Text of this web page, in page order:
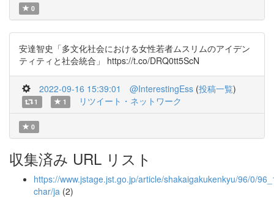
0
安達智史「多文化社会における女性若者ムスリムのアイデン
ティティと社会統合」 https://t.co/DRQ0tt5ScN
2022-09-16 15:39:01 @InterestingEss (投稿一覧)
1 1 リツイート・ネットワーク
0
収集済み URL リスト
https://www.jstage.jst.go.jp/article/shakaigakukenkyu/96/0/
char/ja (2)